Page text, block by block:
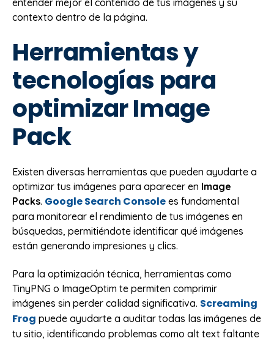
entender mejor el contenido de tus imágenes y su
contexto dentro de la página.
Herramientas y
tecnologías para
optimizar Image
Pack
Existen diversas herramientas que pueden ayudarte a
optimizar tus imágenes para aparecer en Image
Packs. Google Search Console es fundamental
para monitorear el rendimiento de tus imágenes en
búsquedas, permitiéndote identificar qué imágenes
están generando impresiones y clics.
Para la optimización técnica, herramientas como
TinyPNG o ImageOptim te permiten comprimir
imágenes sin perder calidad significativa. Screaming
Frog puede ayudarte a auditar todas las imágenes de
tu sitio, identificando problemas como alt text faltante